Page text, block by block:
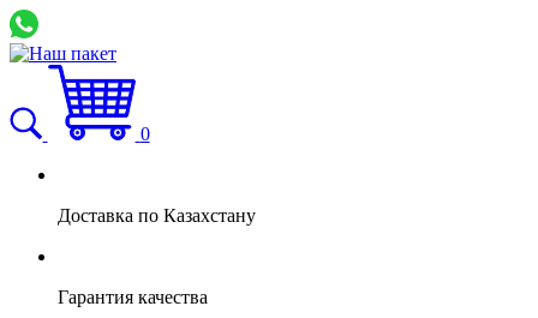
0
Доставка по Казахстану
Гарантия качества